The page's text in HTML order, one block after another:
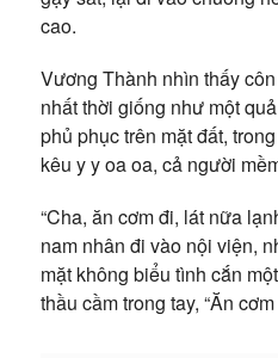
cao.
Vương Thành nhìn thấy
nhất thời giống như một
phủ phục trên mặt đất,
kêu y y oa oa, cả người
“Cha, ăn cơm đi, lát nữa
nam nhân đi vào nội viện,
mặt không biểu tình cắn
thầu cầm trong tay, “Ăn